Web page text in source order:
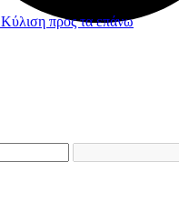
Κύλιση προς τα επάνω